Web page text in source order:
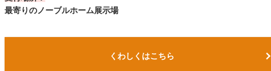
最寄りのノーブルホーム展示場
くわしくはこちら